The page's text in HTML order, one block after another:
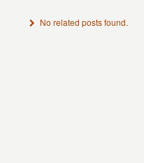
No related posts found.